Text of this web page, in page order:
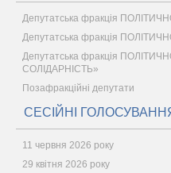
Депутатська фракція
Депутатська фракція
Депутатська фракція
СОЛІДАРНІСТЬ»
Позафракційні депутати
СЕСІЙНІ
11 червня 2026 року
29 квітня 2026 року